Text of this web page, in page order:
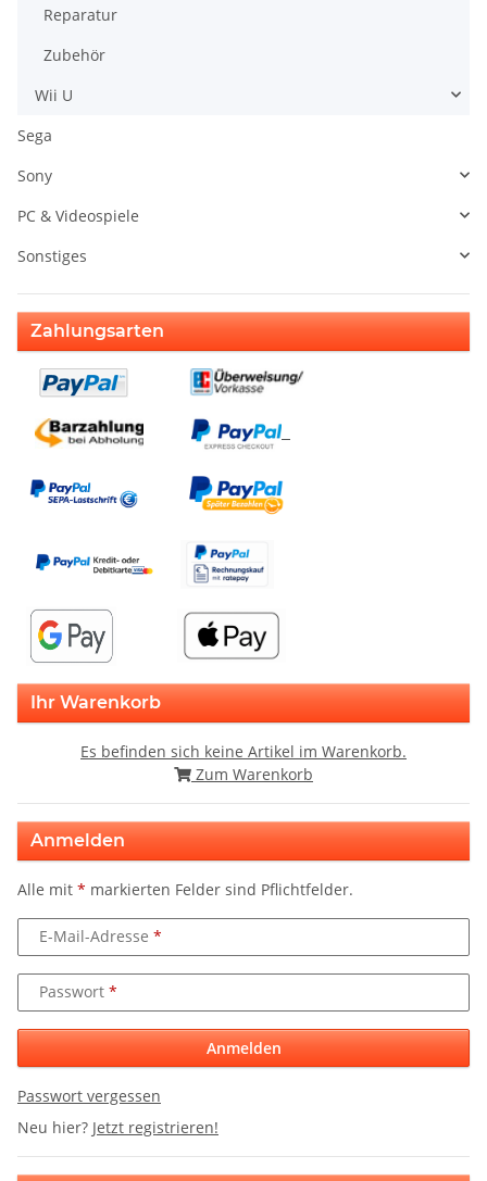
Reparatur
Zubehör
Wii U
Sega
Sony
PC & Videospiele
Sonstiges
Zahlungsarten
Ihr Warenkorb
Es befinden sich keine Artikel im Warenkorb.
Zum Warenkorb
Anmelden
Alle mit * markierten Felder sind Pflichtfelder.
E-Mail-Adresse
Passwort
Anmelden
Passwort vergessen
Neu hier? Jetzt registrieren!